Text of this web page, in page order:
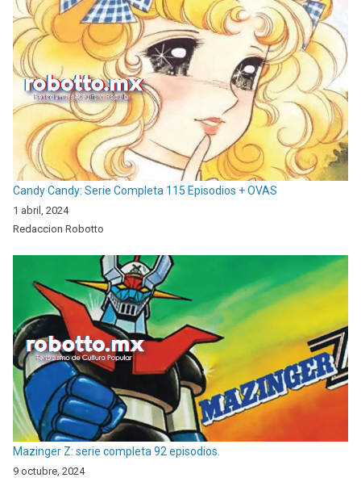
Candy Candy: Serie Completa 115 Episodios + OVAS
1 abril, 2024
Redaccion Robotto
Mazinger Z: serie completa 92 episodios.
9 octubre, 2024